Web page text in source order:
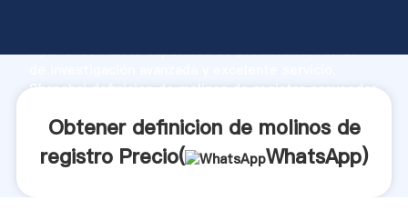
Agarrando fuerte capacidad de producción, fuerza
Shanghai definicion de molinos de registro proveedor
Obtener definicion de molinos de
registro Precio(
WhatsApp)